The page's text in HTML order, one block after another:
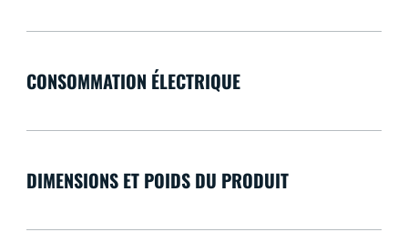
CONSOMMATION ÉLECTRIQUE
DIMENSIONS ET POIDS DU PRODUIT